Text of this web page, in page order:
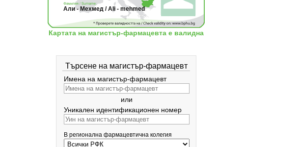
Али - Мехмед / Ali - mehmed
Картата на магистър-фармацевта е валидна
Търсене на магистър-фармацевт
Имена на магистър-фармацевт
или
Уникален идентификационен номер
В регионална фармацевтична колегия